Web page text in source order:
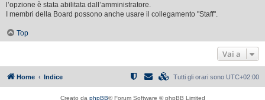
l’opzione è stata abilitata dall’amministratore.
I membri della Board possono anche usare il collegamento "Staff".
Top
Vai a
Home Indice Tutti gli orari sono UTC+02:00
Creato da phpBB® Forum Software © phpBB Limited